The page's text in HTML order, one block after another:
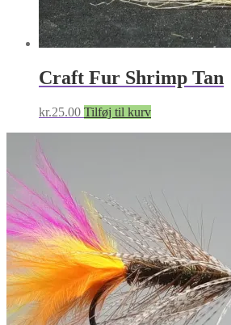
Craft Fur Shrimp Tan
kr.25.00 Tilføj til kurv